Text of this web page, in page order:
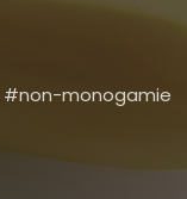
non-monogamie